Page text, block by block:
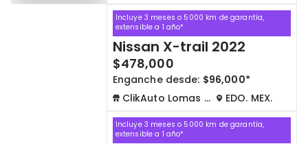
Incluye 3 meses o 5000 km de garantía,
extensible a 1 año*
Nissan X-trail 2022
$478,000
Enganche desde: $96,000*
ClikAuto Lomas Verdes
EDO. MEX.
Incluye 3 meses o 5000 km de garantía,
extensible a 1 año*